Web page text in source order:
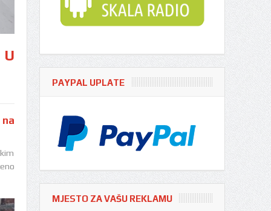
U
PAYPAL UPLATE
MJESTO ZA VAŠU REKLAMU